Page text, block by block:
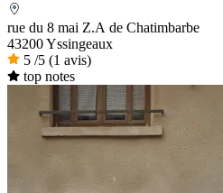
rue du 8 mai Z.A de Chatimbarbe
43200 Yssingeaux
5 /5 (1 avis)
top notes